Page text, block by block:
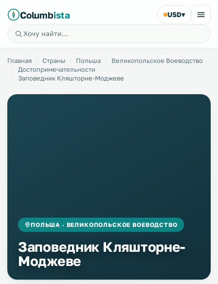
Columbista USD▾
Главная Страны Польша
Великопольское Воеводство
Достопримечательности
Заповедник Кляшторне-Моджеве
ПОЛЬША · ВЕЛИКОПОЛЬСКОЕ ВОЕВОДСТВО
Заповедник Кляшторне-
Моджеве